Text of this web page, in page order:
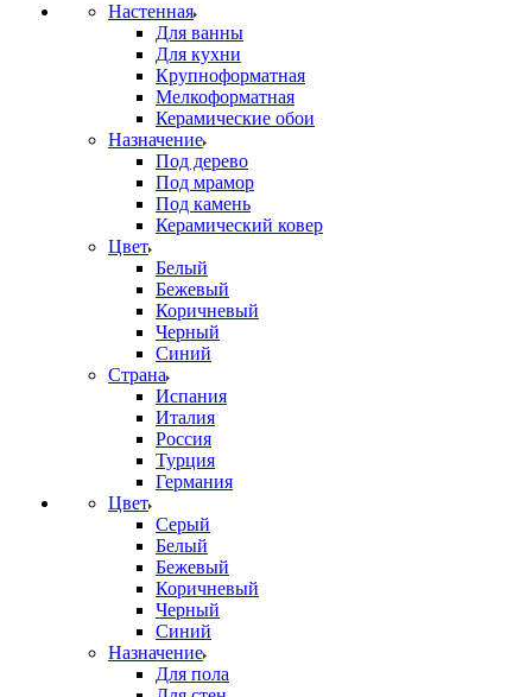
Настенная
Для ванны
Для кухни
Крупноформатная
Мелкоформатная
Керамические обои
Назначение
Под дерево
Под мрамор
Под камень
Керамический ковер
Цвет
Белый
Бежевый
Коричневый
Черный
Синий
Страна
Испания
Италия
Россия
Турция
Германия
Цвет
Серый
Белый
Бежевый
Коричневый
Черный
Синий
Назначение
Для пола